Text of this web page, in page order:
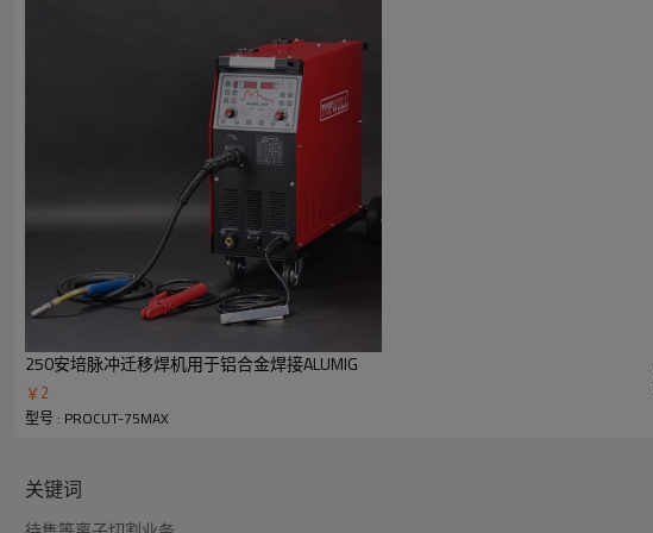
250安培脉冲迁移焊机用于铝合金焊接ALUMIG
￥ 2
型号 : PROCUT-75MAX
关键词